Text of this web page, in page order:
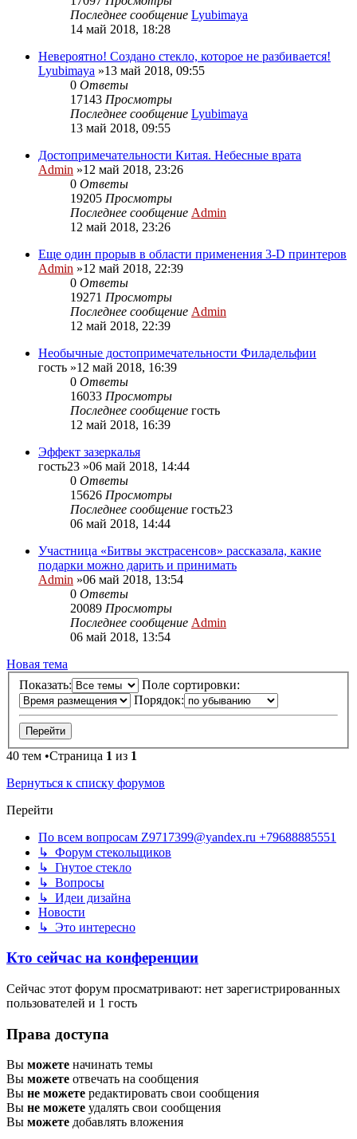
Последнее сообщение Lyubimaya
14 май 2018, 18:28
Невероятно! Создано стекло, которое не разбивается!
Lyubimaya »13 май 2018, 09:55
0 Ответы
17143 Просмотры
Последнее сообщение Lyubimaya
13 май 2018, 09:55
Достопримечательности Китая. Небесные врата
Admin »12 май 2018, 23:26
0 Ответы
19205 Просмотры
Последнее сообщение Admin
12 май 2018, 23:26
Еще один прорыв в области применения 3-D принтеров
Admin »12 май 2018, 22:39
0 Ответы
19271 Просмотры
Последнее сообщение Admin
12 май 2018, 22:39
Необычные достопримечательности Филадельфии
гость »12 май 2018, 16:39
0 Ответы
16033 Просмотры
Последнее сообщение гость
12 май 2018, 16:39
Эффект зазеркалья
гость23 »06 май 2018, 14:44
0 Ответы
15626 Просмотры
Последнее сообщение гость23
06 май 2018, 14:44
Участница «Битвы экстрасенсов» рассказала, какие
подарки можно дарить и принимать
Admin »06 май 2018, 13:54
0 Ответы
20089 Просмотры
Последнее сообщение Admin
06 май 2018, 13:54
Новая тема
Показать:
Поле сортировки:
Порядок:
40 тем •Страница 1 из 1
Вернуться к списку форумов
Перейти
По всем вопросам Z9717399@yandex.ru +79688885551
↳ Форум стекольщиков
↳ Гнутое стекло
↳ Вопросы
↳ Идеи дизайна
Новости
↳ Это интересно
Кто сейчас на конференции
Сейчас этот форум просматривают: нет зарегистрированных
пользователей и 1 гость
Права доступа
Вы можете начинать темы
Вы можете отвечать на сообщения
Вы не можете редактировать свои сообщения
Вы не можете удалять свои сообщения
Вы можете добавлять вложения